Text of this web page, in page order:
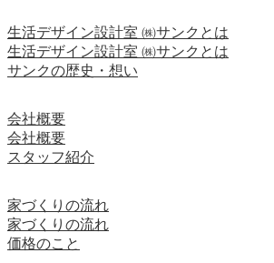
生活デザイン設計室 ㈱サンクとは
生活デザイン設計室 ㈱サンクとは
サンクの歴史・想い
会社概要
会社概要
スタッフ紹介
家づくりの流れ
家づくりの流れ
価格のこと